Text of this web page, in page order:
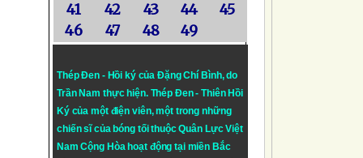
41
42 43 44
45
46
47 48 49
Thép Đen - Hồi ký của Đặng Chí Bình, do
Trần Nam thực hiện. Thép Đen- Thiên Hồi
Ký của một điện viên, một trong những
chiến sĩ của bóng tối thuộc Quân Lực Việt
Nam Cộng Hòa hoạt động tại miền Bắc